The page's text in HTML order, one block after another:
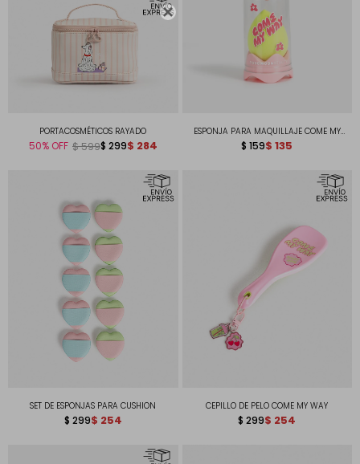

PORTACOSMÉTICOS RAYADO
50 $ 299
$599 $ 284
ESPONJA PARA MAQUILLAJE COME MY
WAY
$ 159$ 135
SET DE ESPONJAS PARA CUSHION
$ 299$ 254
CEPILLO DE PELO COME MY WAY
$ 299$ 254